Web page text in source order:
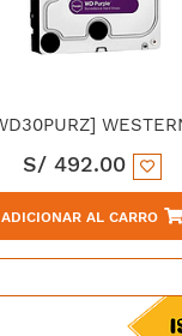
S/492.00
ADICIONAR AL CARRO